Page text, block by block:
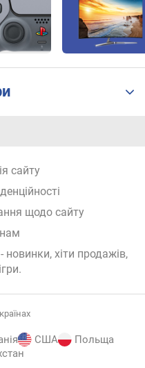
сайту
щодо сайту
- новинки, хіти продажів,
.
США
Польща